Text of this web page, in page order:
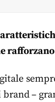
brand –